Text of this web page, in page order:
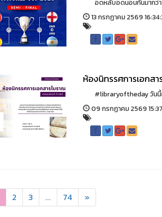
อดหลับอดนอนกันมากว่า
13 กรกฏาคม 2569
ห้องนิทรรศการเอกส
#libraryoftheday วันนี้ข
09 กรกฏาคม 2569
2 3 ... 74 »